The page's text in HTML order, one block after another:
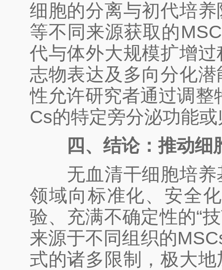
细胞的分离与初代培
等不同来源获取的
代与体外大规模扩增
志物表达及多向分化
性允许研究者通过调
Cs的特定旁分泌功能
四、结论：推动
无血清干细胞培养
领域向标准化、安全
验、充满不确定性的“
来源于不同组织的
式的诸多限制，极大